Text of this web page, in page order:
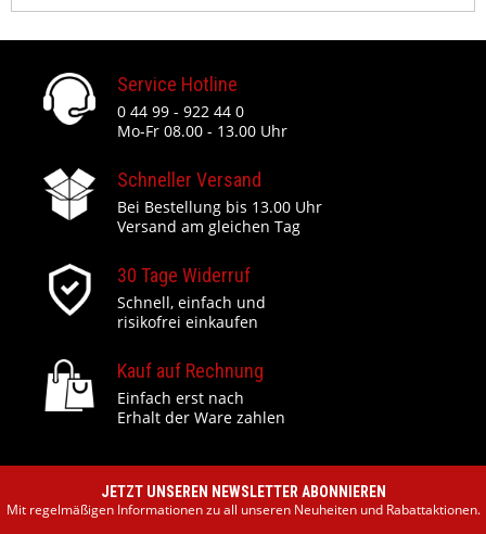
Service Hotline
0 44 99 - 922 44 0
Mo-Fr 08.00 - 13.00 Uhr
Schneller Versand
Bei Bestellung bis 13.00 Uhr
Versand am gleichen Tag
30 Tage Widerruf
Schnell, einfach und
risikofrei einkaufen
Kauf auf Rechnung
Einfach erst nach
Erhalt der Ware zahlen
JETZT UNSEREN NEWSLETTER ABONNIEREN
Mit regelmäßigen Informationen zu all unseren Neuheiten und Rabattaktionen.